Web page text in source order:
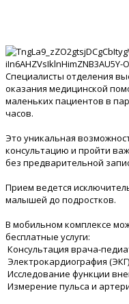
Специалисты отделения
оказания медицинской
маленьких пациентов в
часов.
Это уникальная
консультацию и пройти
без предварительной
Прием ведется
малышей до подростков.
В мобильном комплексе
бесплатные услуги:
Консультация врача-
Электрокардиография
Исследование функции
Измерение пульса и